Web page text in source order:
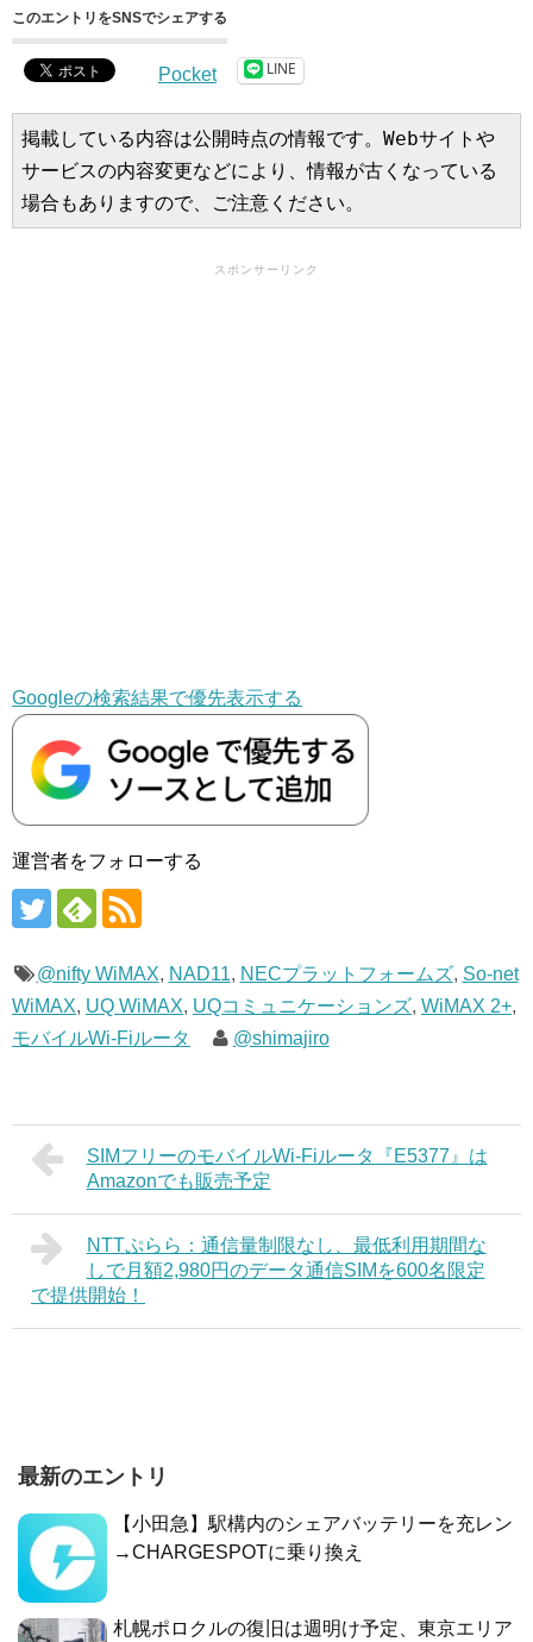
このエントリをSNSでシェアする
Pocket LINE
掲載している内容は公開時点の情報です。Webサイトや
サービスの内容変更などにより、情報が古くなっている
場合もありますので、ご注意ください。
スポンサーリンク
Googleの検索結果で優先表示する
運営者をフォローする
@nifty WiMAX, NAD11, NECプラットフォームズ, So-net
WiMAX, UQ WiMAX, UQコミュニケーションズ, WiMAX 2+,
モバイルWi-Fiルータ
@shimajiro
SIMフリーのモバイルWi-Fiルータ『E5377』は
Amazonでも販売予定
NTTぷらら：通信量制限なし、最低利用期間な
しで月額2,980円のデータ通信SIMを600名限定
で提供開始！
最新のエントリ
【小田急】駅構内のシェアバッテリーを充レン
→CHARGESPOTに乗り換え
札幌ポロクルの復旧は週明け予定、東京エリア